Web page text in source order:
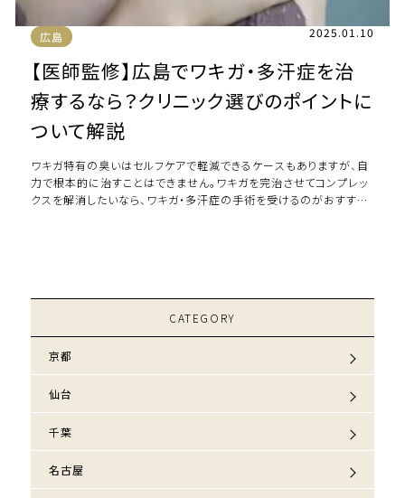
広島 2025.01.10
【医師監修】広島でワキガ・多汗症を治
療するなら？クリニック選びのポイントに
ついて解説
ワキガ特有の臭いはセルフケアで軽減できるケースもありますが、自
力で根本的に治すことはできません。ワキガを完治させてコンプレッ
クスを解消したいなら、ワキガ・多汗症の手術を受けるのがおすすめ
CATEGORY
京都
仙台
千葉
名古屋